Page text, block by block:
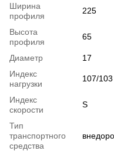
Ширина
профиля
225
Высота
профиля
65
Диаметр
17
Индекс
нагрузки
107/103
Индекс
скорости
S
Тип
транспортного
средства